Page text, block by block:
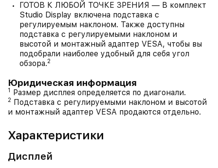
ГОТОВ К ЛЮБОЙ ТОЧКЕ ЗРЕНИЯ — В комплект
Studio Display включена подставка с
регулируемым наклоном. Также доступны
подставка с регулируемыми наклоном и
высотой и монтажный адаптер VESA, чтобы вы
подобрали наиболее удобный для себя угол
обзора.2
Юридическая информация
1 Размер дисплея определяется по диагонали.
2 Подставка с регулируемыми наклоном и высотой
и монтажный адаптер VESA продаются отдельно.
Характеристики
Дисплей